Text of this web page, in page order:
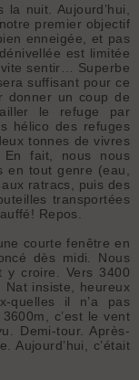
nuit. Aujourd’hui,
premier objectif
enneigée, et pas
est limitée
sentir… Superbe
suffisant pour ce
donner un coup de
le refuge par
hélico des refuges
tonnes de vivres
fait, nous nous
en tout genre (eau,
ratracs, puis des
transportées
Repos.
courte fenêtre en
dès midi. Nous
y croire. Vers 3400
insiste, heureux
quelles il n’a pas
c’est le vent
Demi-tour. Après-
Aujourd’hui, c’était